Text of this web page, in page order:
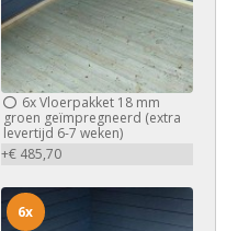
6xVloerpakket 18 mm
groen geïmpregneerd (extra
levertijd 6-7 weken)
+€ 485,70
6x